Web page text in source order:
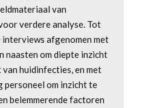
van
verdere analyse. Tot
afgenomen met
naasten om diepte inzicht
huidinfecties, en met
personeel om inzicht te
belemmerende factoren